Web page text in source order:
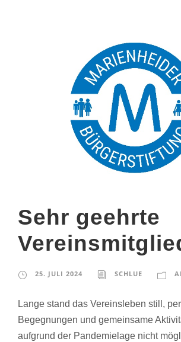
Sehr geehrte
25. JULI 2024 SCHLUE
Lange stand das Vereinsleben still,
Begegnungen und gemeinsame
aufgrund der Pandemielage nicht